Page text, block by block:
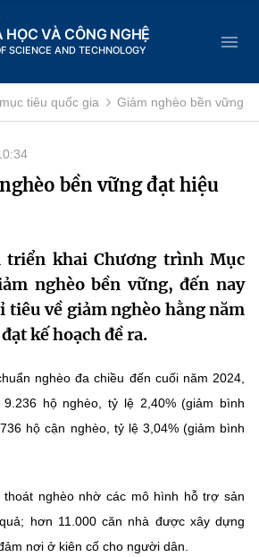
HỌC VÀ CÔNG NGHỆ
SCIENCE AND TECHNOLOGY
vụ
nghệ
nghệ
nghệ
tiêu quốc gia Giảm nghèo bền vững
bền vững đạt hiệu
triển khai Chương trình Mục
nghèo bền vững, đến nay
tiêu về giảm nghèo hằng năm
kế hoạch đề ra.
nghèo đa chiều đến cuối năm 2024,
hộ nghèo, tỷ lệ 2,40% (giảm bình
hộ cận nghèo, tỷ lệ 3,04% (giảm bình
nghèo nhờ các mô hình hỗ trợ sản
hơn 11.000 căn nhà được xây dựng
nơi ở kiên cố cho người dân.